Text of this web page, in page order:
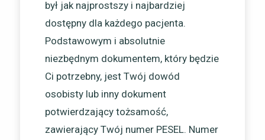
był jak najprostszy i najbardziej
dostępny dla każdego pacjenta.
Podstawowym i absolutnie
niezbędnym dokumentem, który będzie
Ci potrzebny, jest Twój dowód
osobisty lub inny dokument
potwierdzający tożsamość,
zawierający Twój numer PESEL. Numer